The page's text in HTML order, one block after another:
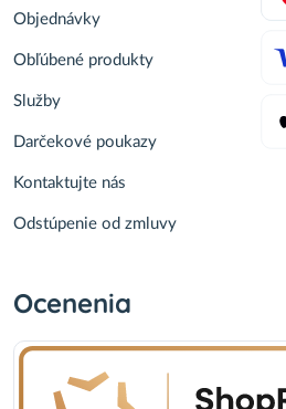
Objednávky
Obľúbené produkty
Služby
Darčekové poukazy
Kontaktujte nás
Odstúpenie od zmluvy
Ocenenia